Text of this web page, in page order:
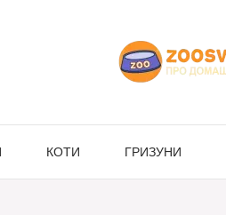
КОТИ ГРИЗУНИ